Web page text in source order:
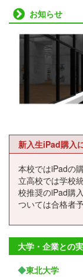
お知らせ
新入生iPad購入
本校ではiPadの
立高校では学校
校推奨のiPad購
ついては合格者
大学・企業との
◆東北大学